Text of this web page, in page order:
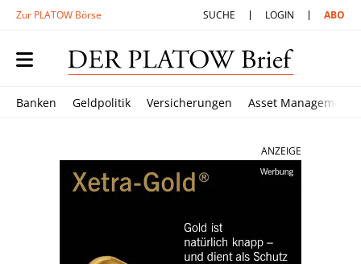
Zur PLATOW Börse SUCHE LOGIN ABO
Banken Geldpolitik Versicherungen Asset Management
ANZEIGE